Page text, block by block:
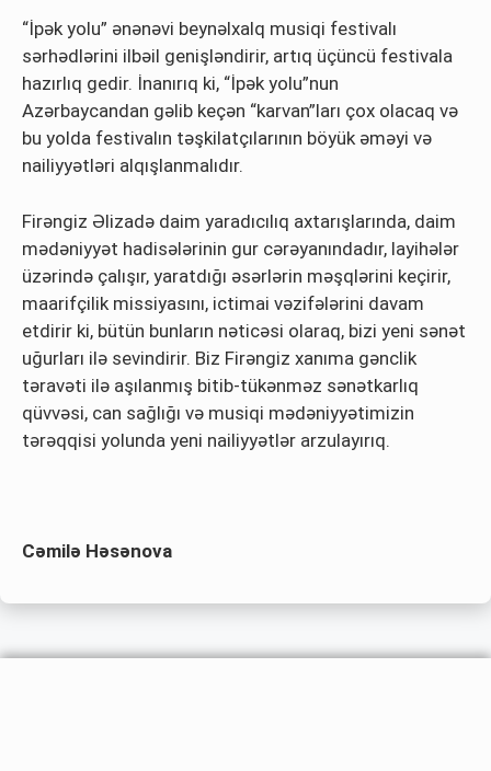
“İpək yolu” ənənəvi beynəlxalq musiqi festivalı
sərhədlərini ilbəil genişləndirir, artıq üçüncü festivala
hazırlıq gedir. İnanırıq ki, “İpək yolu”nun
Azərbaycandan gəlib keçən “karvan”ları çox olacaq və
bu yolda festivalın təşkilatçılarının böyük əməyi və
nailiyyətləri alqışlanmalıdır.
Firəngiz Əlizadə daim yaradıcılıq axtarışlarında, daim
mədəniyyət hadisələrinin gur cərəyanındadır, layihələr
üzərində çalışır, yaratdığı əsərlərin məşqlərini keçirir,
maarifçilik missiyasını, ictimai vəzifələrini davam
etdirir ki, bütün bunların nəticəsi olaraq, bizi yeni sənət
uğurları ilə sevindirir. Biz Firəngiz xanıma gənclik
təravəti ilə aşılanmış bitib-tükənməz sənətkarlıq
qüvvəsi, can sağlığı və musiqi mədəniyyətimizin
tərəqqisi yolunda yeni nailiyyətlər arzulayırıq.
Cəmilə Həsənova